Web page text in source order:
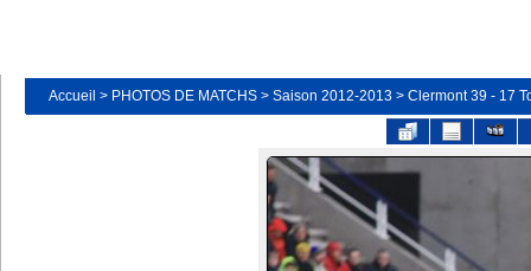
Accueil > PHOTOS DE MATCHS > Saison 2012-2013 > Clermont 39 - 17